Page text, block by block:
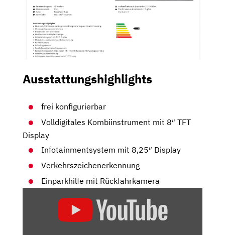
Ausstattungshighlights
frei konfigurierbar
Volldigitales Kombiinstrument mit 8″ TFT
Display
Infotainmentsystem mit 8,25″ Display
Verkehrszeichenerkennung
Einparkhilfe mit Rückfahrkamera